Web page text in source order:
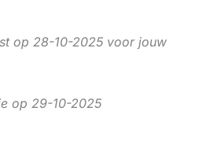
op 28-10-2025 voor jouw
op 29-10-2025